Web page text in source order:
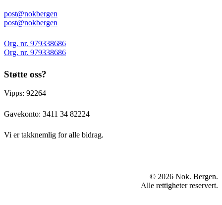
post@nokbergen
post@nokbergen
Org. nr. 979338686
Org. nr. 979338686
Støtte oss?
Vipps: 92264
Gavekonto: 3411 34 82224
Vi er takknemlig for alle bidrag.
© 2026 Nok. Bergen.
Alle rettigheter reservert.